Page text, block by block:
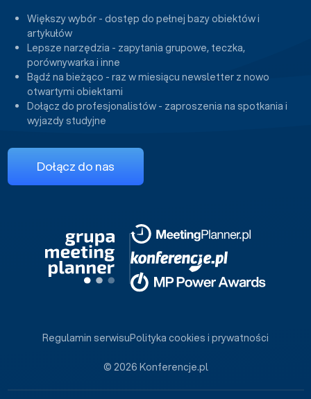
Większy wybór - dostęp do pełnej bazy obiektów i
artykułów
Lepsze narzędzia - zapytania grupowe, teczka,
porównywarka i inne
Bądź na bieżąco - raz w miesiącu newsletter z nowo
otwartymi obiektami
Dołącz do profesjonalistów - zaproszenia na spotkania i
wyjazdy studyjne
Dołącz do nas
© 2026 Konferencje.pl
Regulamin serwisuPolityka cookies i prywatności